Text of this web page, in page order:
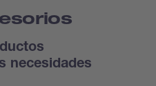
necesidades